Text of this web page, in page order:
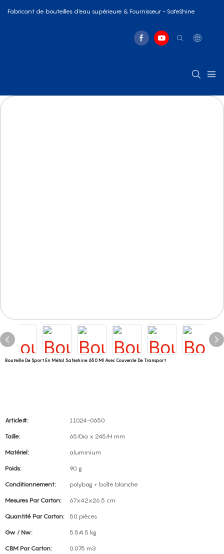
Fabricant de bouteilles d'eau supérieure & Fournisseur - SafeShine
Bouteille De Sport En Métal Safeshine 650 Ml Avec Couvercle De Transport
Article#: 11024-0650
Taille: 65/Dia x 245/H mm
Matériel: aluminium
Poids: 90 g
Conditionnement: polybag + boîte blanche
Mesures Par Carton: 67x42x26.5 cm
Quantité Par Carton: 50 pièces
Gw / Nw: 5.5/4.5 kg
CBM Par Carton: 0.075 m3